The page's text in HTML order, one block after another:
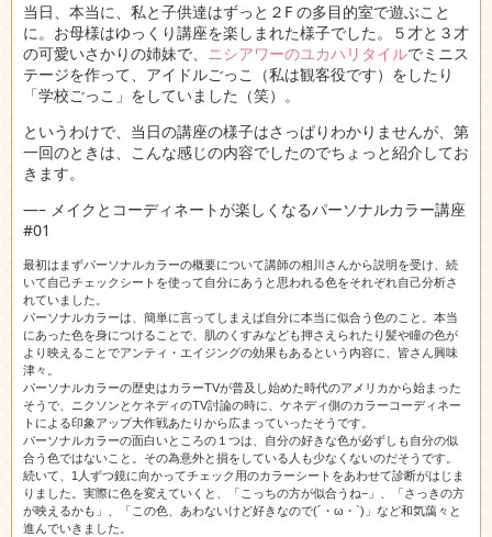
当日、本当に、私と子供達はずっと２F の多目的室で遊ぶこと
に。お母様はゆっくり講座を楽しまれた様子でした。５才と３才
の可愛いさかりの姉妹で、 ニシアワーのユカハリタイルでミニス
テージを作って、アイドルごっこ（私は観客役です）をしたり
「学校ごっこ」をしていました（笑）。
というわけで、当日の講座の様子はさっぱりわかりませんが、第
一回のときは、こんな感じの内容でしたのでちょっと紹介してお
きます。
—– メイクとコーディネートが楽しくなるパーソナルカラー講座
#01
最初はまずパーソナルカラーの概要について講師の相川さんから説明を受け、続
いて自己チェックシートを使って自分にあうと思われる色をそれぞれ自己分析さ
れていました。
パーソナルカラーは、簡単に言ってしまえば自分に本当に似合う色のこと。本当
にあった色を身につけることで、肌のくすみなども押さえられたり髪や瞳の色が
より映えることでアンティ・エイジングの効果もあるという内容に、皆さん興味
津々。
パーソナルカラーの歴史はカラーTVが普及し始めた時代のアメリカから始まった
そうで、ニクソンとケネディのTV討論の時に、ケネディ側のカラーコーディネー
トによる印象アップ大作戦あたりから広まっていったそうです。
パーソナルカラーの面白いところの１つは、自分の好きな色が必ずしも自分の似
合う色ではないこと。その為意外と損をしている人も少なくないのだそうです。
続いて、1人ずつ鏡に向かってチェック用のカラーシートをあわせて診断がはじま
りました。実際に色を変えていくと、「こっちの方が似合うね−」、「さっきの方
が映えるかも」、「この色、あわないけど好きなので(´・ω・`)」など和気藹々と
進んでいきました。